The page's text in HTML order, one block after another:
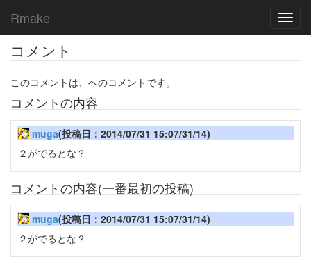
Rmake
コメント
このコメントは、へのコメントです。
コメントの内容
muga(投稿日：2014/07/31 15:07/31/14)
２がでるとな？
コメントの内容(一番最初の投稿)
muga(投稿日：2014/07/31 15:07/31/14)
２がでるとな？